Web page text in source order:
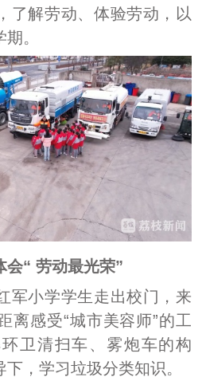
了解劳动、体验劳动，以
。
会“ 劳动最光荣”
小学学生走出校门，来
离感受“城市美容师”的工
卫清扫车、雾炮车的构
，学习垃圾分类知识。